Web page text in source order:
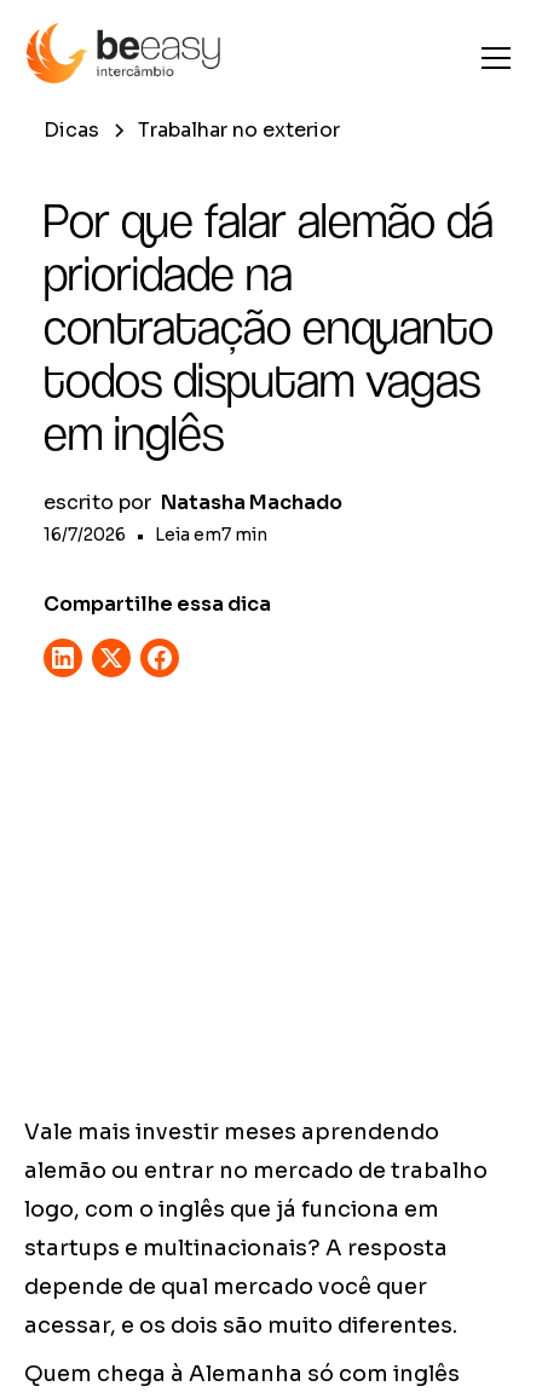
Dicas Trabalhar no exterior
Por que falar alemão dá
prioridade na
contratação enquanto
todos disputam vagas
em inglês
escrito por Natasha Machado
16/7/2026 • Leia em7 min
Compartilhe essa dica
Vale mais investir meses aprendendo
alemão ou entrar no mercado de trabalho
logo, com o inglês que já funciona em
startups e multinacionais? A resposta
depende de qual mercado você quer
acessar, e os dois são muito diferentes.
Quem chega à Alemanha só com inglês